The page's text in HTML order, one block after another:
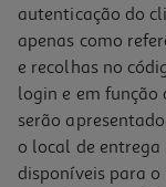
-25%
autenticação do
apenas como
e recolhas no
login e em função
serão
o local de entrega
disponíveis para